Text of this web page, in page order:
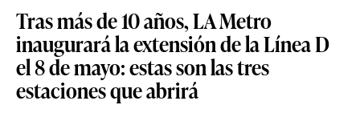
Tras más de 10 años, LA Metro
inaugurará la extensión de la Línea D
el 8 de mayo: estas son las tres
estaciones que abrirá